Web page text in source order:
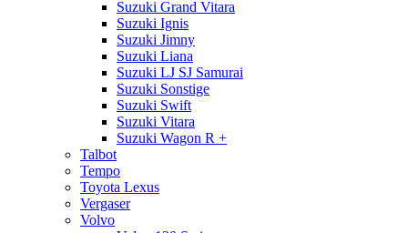
Suzuki Grand Vitara
Suzuki Ignis
Suzuki Jimny
Suzuki Liana
Suzuki LJ SJ Samurai
Suzuki Sonstige
Suzuki Swift
Suzuki Vitara
Suzuki Wagon R +
Talbot
Tempo
Toyota Lexus
Vergaser
Volvo